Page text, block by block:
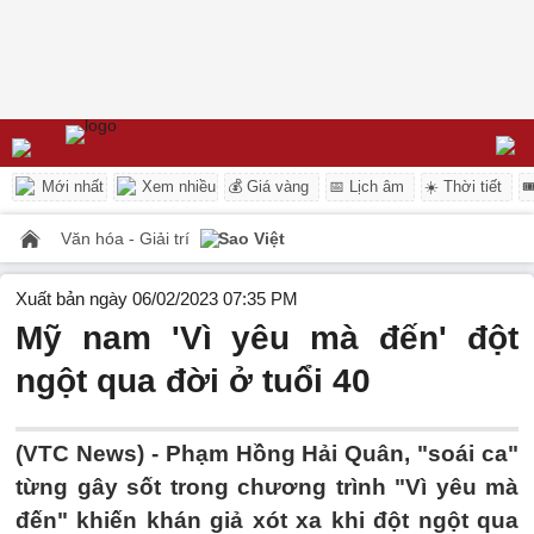
Mới nhất Xem nhiều 💰 Giá vàng 📅 Lịch âm ☀️ Thời tiết
Văn hóa - Giải trí Sao Việt
Xuất bản ngày 06/02/2023 07:35 PM
Mỹ nam 'Vì yêu mà đến' đột
ngột qua đời ở tuổi 40
(VTC News) - Phạm Hồng Hải Quân, "soái ca"
từng gây sốt trong chương trình "Vì yêu mà
đến" khiến khán giả xót xa khi đột ngột qua